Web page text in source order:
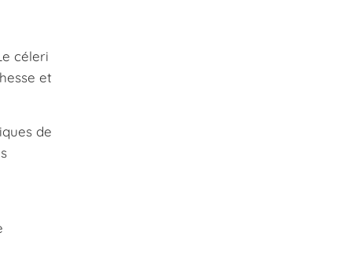
céleri
et
de